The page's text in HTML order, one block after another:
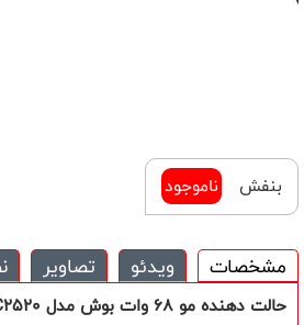
بنفش ناموجود
مشخصات ویدئو تصاویر
حالت دهنده مو 68 وات بوش مدل